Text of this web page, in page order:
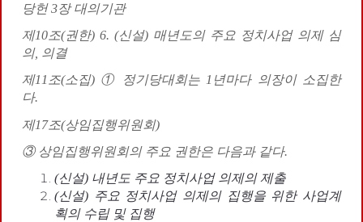
당헌3장 대의기관
제10조(권한) 6. (신설) 매년도의 주요 정치사업 의제 심
의, 의결
제11조(소집) ① 정기당대회는1 년마다 의장이 소집한
다.
제17조(상임집행위원회)
③ 상임집행위원회의 주요 권한은 다음과 같다.
(신설) 내년도 주요 정치사업 의제의 제출
(신설) 주요 정치사업 의제의 집행을 위한 사업계
획의 수립 및 집행